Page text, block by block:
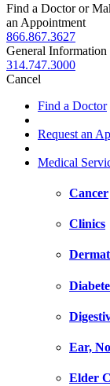
Find a Doctor or
an Appointment
866.867.3627
General Information
314.747.3000
Cancel
Find a Doctor
Request an
Medical
Cancer
Clinics
Ear,
Elder